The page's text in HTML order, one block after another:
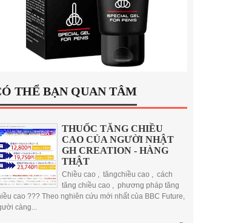
THỂ BẠN QUAN TÂM
THUỐC TĂNG CHIỀU
CAO CỦA NGƯỜI NHẬT
GH CREATION - HÀNG
THẬT
Chiều cao , tăngchiều cao , cách
tăng chiều cao , phương pháp tăng
cao ??? Theo nghiên cứu mới nhất của BBC Future,
càng...